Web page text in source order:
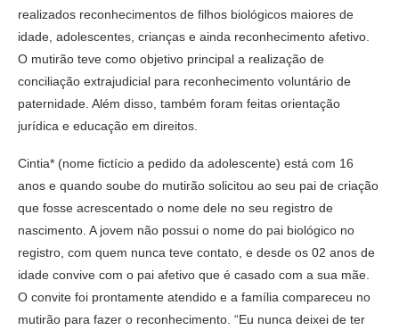
realizados reconhecimentos de filhos biológicos maiores de
idade, adolescentes, crianças e ainda reconhecimento afetivo.
O mutirão teve como objetivo principal a realização de
conciliação extrajudicial para reconhecimento voluntário de
paternidade. Além disso, também foram feitas orientação
jurídica e educação em direitos.
Cintia* (nome fictício a pedido da adolescente) está com 16
anos e quando soube do mutirão solicitou ao seu pai de criação
que fosse acrescentado o nome dele no seu registro de
nascimento. A jovem não possui o nome do pai biológico no
registro, com quem nunca teve contato, e desde os 02 anos de
idade convive com o pai afetivo que é casado com a sua mãe.
O convite foi prontamente atendido e a família compareceu no
mutirão para fazer o reconhecimento. “Eu nunca deixei de ter